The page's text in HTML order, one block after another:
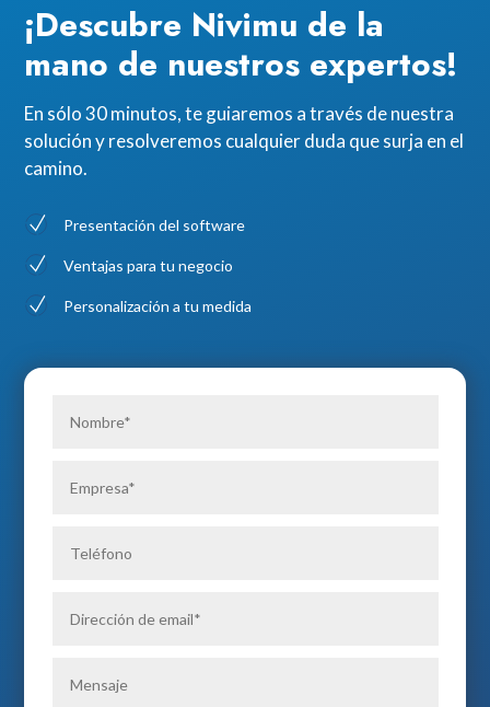
¡Descubre Nivimu de la
mano de nuestros expertos!
En sólo 30 minutos, te guiaremos a través de nuestra
solución y resolveremos cualquier duda que surja en el
camino.
Presentación del software
Ventajas para tu negocio
Personalización a tu medida